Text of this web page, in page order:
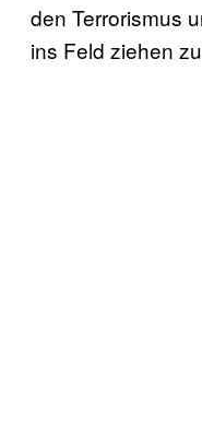
den Terrorismus
ins Feld ziehen